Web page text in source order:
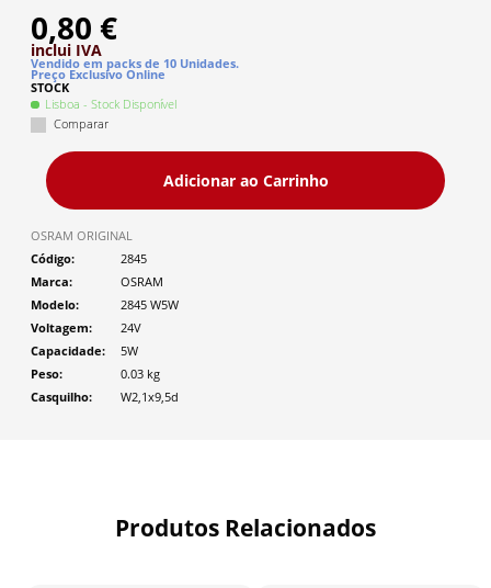
0,80 €
inclui IVA
Vendido em packs de 10 Unidades.
Preço Exclusivo Online
STOCK
Lisboa - Stock Disponível
Comparar
Adicionar ao Carrinho
OSRAM ORIGINAL
Código
2845
Marca
OSRAM
Modelo
2845 W5W
Voltagem
24V
Capacidade
5W
Peso
0.03 kg
Casquilho
W2,1x9,5d
Produtos Relacionados